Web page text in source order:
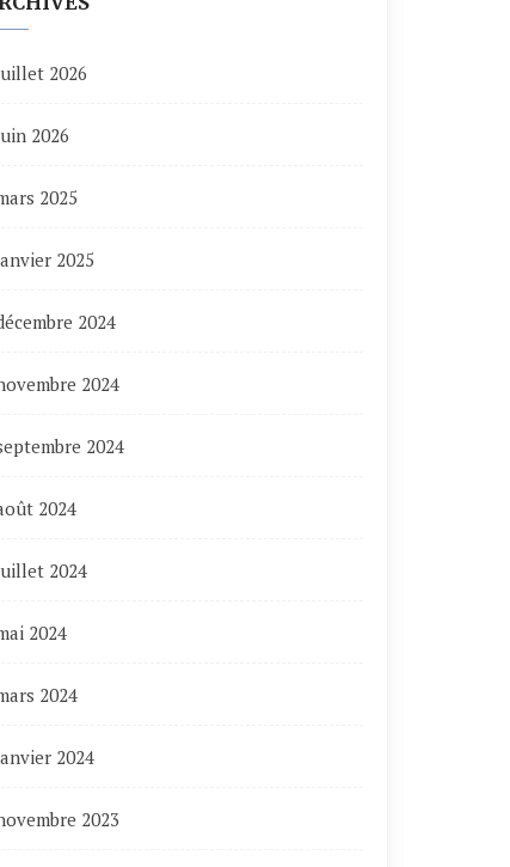
2026
2026
2025
2025
2024
2024
2024
2024
2024
2024
2024
2024
2023